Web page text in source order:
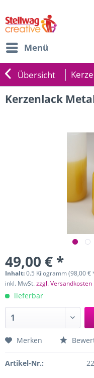
Menü
Übersicht
Kerzenlack
49,00 € *
Inhalt:0.5 Kilogramm (98,00 €
inkl. MwSt.zzgl. Versandkosten
lieferbar
Merken
Artikel-Nr.: